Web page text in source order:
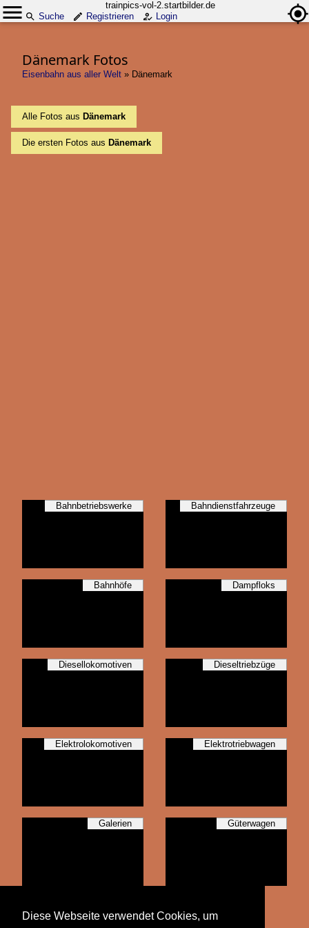
trainpics-vol-2.startbilder.de
Suche
Registrieren Login
Dänemark Fotos
Eisenbahn aus aller Welt » Dänemark
Alle Fotos aus Dänemark
Die ersten Fotos aus Dänemark
Bahnbetriebswerke Bahndienstfahrzeuge
Bahnhöfe Dampfloks
Diesellokomotiven Dieseltriebzüge
Elektrolokomotiven Elektrotriebwagen
Galerien Güterwagen
Diese Webseite verwendet Cookies, um